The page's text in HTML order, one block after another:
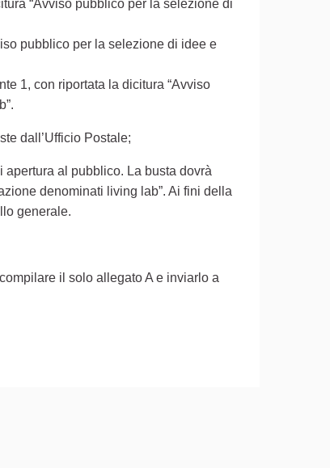
“Avviso pubblico per la selezione di
pubblico per la selezione di idee e
1, con riportata la dicitura “Avviso
dall’Ufficio Postale;
al pubblico. La busta dovrà
denominati living lab”. Ai fini della
generale.
il solo allegato A e inviarlo a